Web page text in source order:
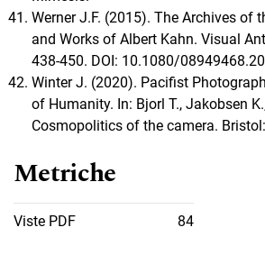
Werner J.F. (2015). The Archives of
and Works of Albert Kahn. Visual
438-450. DOI: 10.1080/
Winter J. (2020). Pacifist
of Humanity. In: Bjorl T., Jakobsen
Cosmopolitics of the camera.
Metriche
Viste PDF 84